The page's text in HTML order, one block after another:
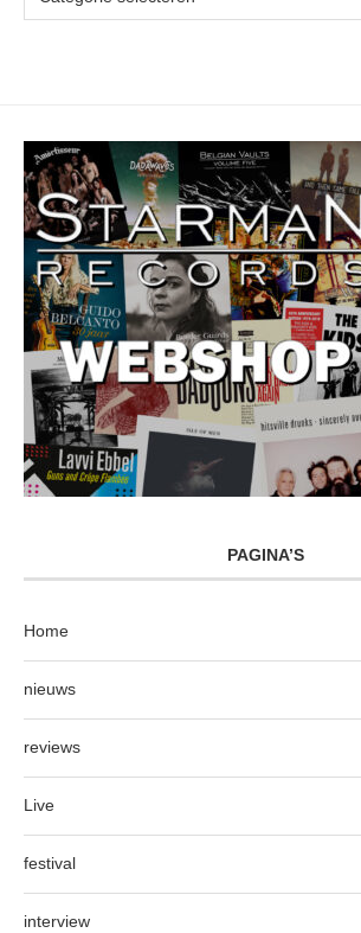
PAGINA’S
Home
nieuws
reviews
Live
festival
interview